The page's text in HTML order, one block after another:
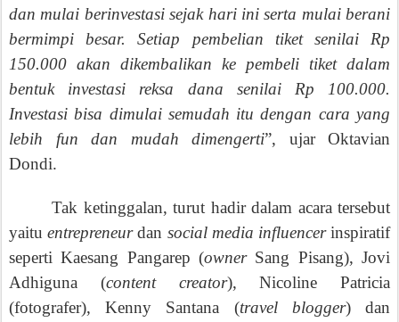
dan mulai berinvestasi sejak hari ini serta mulai berani
bermimpi besar. Setiap pembelian tiket senilai Rp
150.000 akan dikembalikan ke pembeli tiket dalam
bentuk investasi reksa dana senilai Rp 100.000.
Investasi bisa dimulai semudah itu dengan cara yang
lebih fun dan mudah dimengerti”, ujar Oktavian
Dondi.
Tak ketinggalan, turut hadir dalam acara tersebut
yaituentrepreneurdan social media influencerinspiratif
seperti Kaesang Pangarep (ownerSang Pisang), Jovi
Adhiguna (content creator), Nicoline Patricia
(fotografer), Kenny Santana (travel blogger) dan